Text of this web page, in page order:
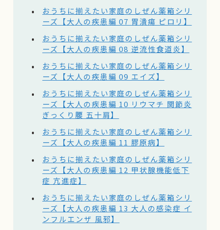
おうちに揃えたい家庭のしぜん薬箱シリ
ーズ【大人の疾患編 07 胃潰瘍 ピロリ】
おうちに揃えたい家庭のしぜん薬箱シリ
ーズ【大人の疾患編 08 逆流性食道炎】
おうちに揃えたい家庭のしぜん薬箱シリ
ーズ【大人の疾患編 09 エイズ】
おうちに揃えたい家庭のしぜん薬箱シリ
ーズ【大人の疾患編 10 リウマチ 関節炎
ぎっくり腰 五十肩】
おうちに揃えたい家庭のしぜん薬箱シリ
ーズ【大人の疾患編 11 膠原病】
おうちに揃えたい家庭のしぜん薬箱シリ
ーズ【大人の疾患編 12 甲状腺機能低下
症 亢進症】
おうちに揃えたい家庭のしぜん薬箱シリ
ーズ【大人の疾患編 13 大人の感染症 イ
ンフルエンザ 風邪】